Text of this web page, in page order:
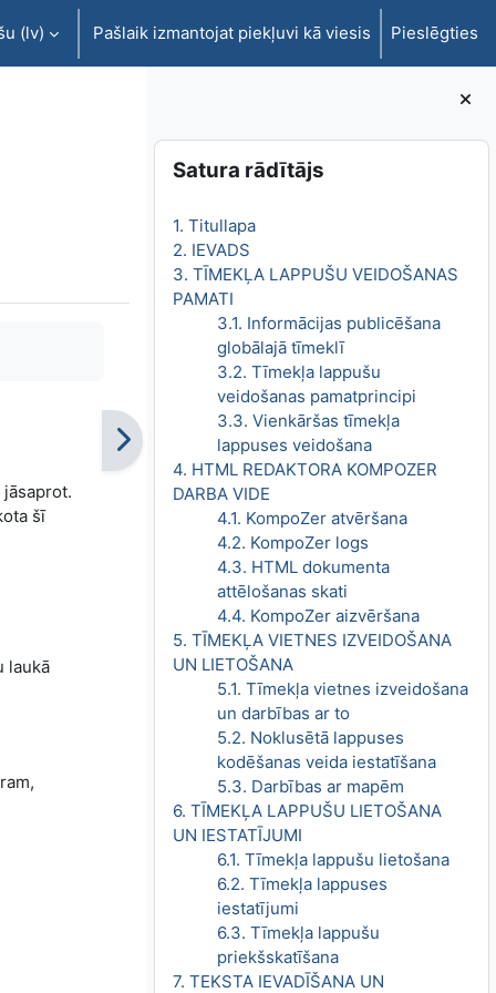
‎(lv)‎ Pašlaik izmantojat piekļuvi kā viesis Pieslēgties
Bloki
Izlaist Satura rādītājs
Satura rādītājs
1. Titullapa
2. IEVADS
3. TĪMEKĻA LAPPUŠU VEIDOŠANAS
PAMATI
3.1. Informācijas publicēšana
globālajā tīmeklī
3.2. Tīmekļa lappušu
veidošanas pamatprincipi
3.3. Vienkāršas tīmekļa
lappuses veidošana
4. HTML REDAKTORA KOMPOZER
DARBA VIDE
4.1. KompoZer atvēršana
4.2. KompoZer logs
4.3. HTML dokumenta
attēlošanas skati
4.4. KompoZer aizvēršana
5. TĪMEKĻA VIETNES IZVEIDOŠANA
UN LIETOŠANA
5.1. Tīmekļa vietnes izveidošana
un darbības ar to
5.2. Noklusētā lappuses
kodēšanas veida iestatīšana
5.3. Darbības ar mapēm
6. TĪMEKĻA LAPPUŠU LIETOŠANA
UN IESTATĪJUMI
6.1. Tīmekļa lappušu lietošana
6.2. Tīmekļa lappuses
iestatījumi
6.3. Tīmekļa lappušu
priekšskatīšana
7. TEKSTA IEVADĪŠANA UN
šī
laukā